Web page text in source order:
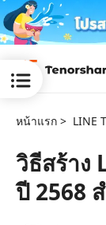
ReiBoot
หน้าแรก > LINE
วิธีสร้าง
ปี 2568